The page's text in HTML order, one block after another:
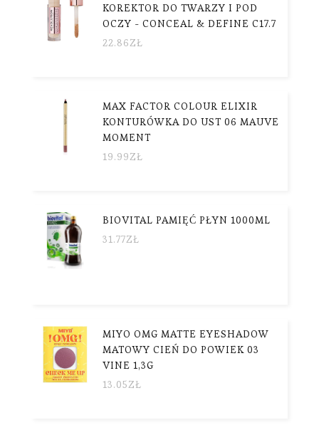
KOREKTOR DO TWARZY I POD
OCZY - CONCEAL & DEFINE C17.7
22.86ZŁ
MAX FACTOR COLOUR ELIXIR
KONTURÓWKA DO UST 06 MAUVE
MOMENT
19.99ZŁ
BIOVITAL PAMIĘĆ PŁYN 1000ML
31.77ZŁ
MIYO OMG MATTE EYESHADOW
MATOWY CIEŃ DO POWIEK 03
VINE 1,3G
13.05ZŁ